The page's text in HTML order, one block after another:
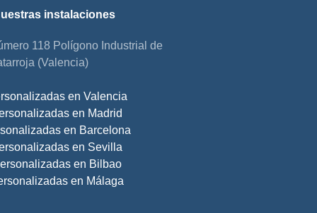
instalaciones
118 Polígono Industrial de
(Valencia)
en Valencia
en Madrid
en Barcelona
en Sevilla
en Bilbao
en Málaga